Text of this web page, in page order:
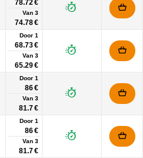
78.72 €
Van 3
74.78 €
Door 1
68.73 €
Van 3
65.29 €
Door 1
86 €
Van 3
81.7 €
Door 1
86 €
Van 3
81.7 €